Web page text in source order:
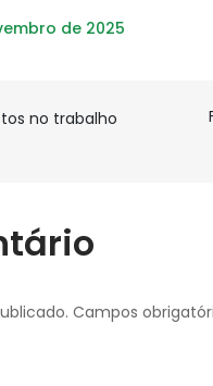
de 2025
no trabalho
Campos